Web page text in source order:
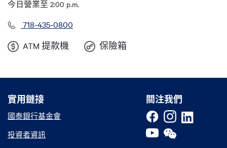
今日營業至 2:00 p.m.
718-435-0800
ATM 提款機
保險箱
關注我們
實用鏈接
實用鏈接
國泰銀行基金會
投資者資訊